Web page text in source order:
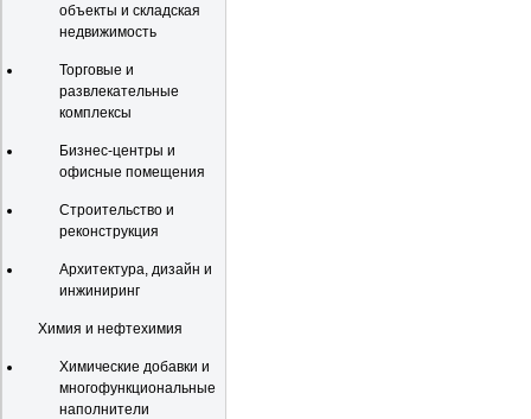
объекты и складская
недвижимость
Торговые и
развлекательные
комплексы
Бизнес-центры и
офисные помещения
Строительство и
реконструкция
Архитектура, дизайн и
инжиниринг
Химия и нефтехимия
Химические добавки и
многофункциональные
наполнители